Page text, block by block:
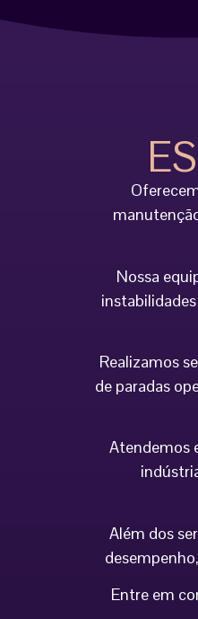
Nossa
Realizamos
de paradas
Atendemos
Além dos
Entre em